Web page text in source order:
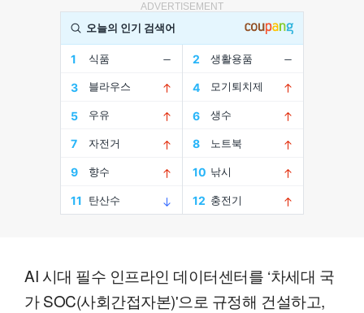
ADVERTISEMENT
AI 시대 필수 인프라인 데이터센터를 ‘차세대 국
가 SOC(사회간접자본)'으로 규정해 건설하고,